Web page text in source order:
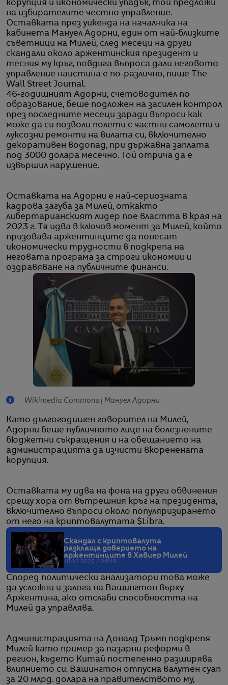
корупция и икономически упадък, той предложи
на избирателите честно управление.
Оставката през уикенда на началника на
кабинета Мануел Адорни, един от най-близките
съветници на Милей, след месеци на други
скандали около аржентинския президент и
тесния му кръг, повдига въпроса дали неговото
управление наистина е по-различно, пише The
Wall Street Journal.
46-годишният Адорни, счетоводител по
образование, беше подложен на засилен контрол
през последните месеци заради въпроси как
може да си позволи полети с частни самолети и
луксозни ремонти на вилата си, включително
декоративен водопад, при държавна заплата
под 3000 долара месечно. Той отрича да е
извършил нарушение.
Оставката на Адорни е най-сериозната
кадрова загуба за Милей, откакто
либертарианският лидер пое властта в края на
2023 г. Тя идва в ключов момент за Милей, който
призовава аржентинците да понесат
икономически трудности в подкрепа на
неговата програма за строги икономии и
оздравяване на публичните финанси.
Wikimedia Commons | Мануел Адорни
Като дългогодишен говорител на Милей,
Адорни беше публичното лице на болезнените
бюджетни съкращения и на обещанието на
администрацията да изчисти вкоренената
корупция.
Оставката му идва на фона на други обвинения
срещу хора от вътрешния кръг на президента,
включително въпроси около популяризирането
от него на криптовалутата $Libra.
Скандал с криптовалута
разклаща доверието на
аржентинците в Хавиер Милей
18.02.2025 / 06:49
Според политически анализатори това може
да усложни и залога на Вашингтон върху
Аржентина, ако отслаби способността на
Милей да управлява.
Администрацията на Доналд Тръмп подкрепя
Милей като пример за пазарни реформи в
регион, където Китай постепенно разширява
влиянието си. Вашингтон отпусна валутен суап
за 20 млрд. долара на правителството му,